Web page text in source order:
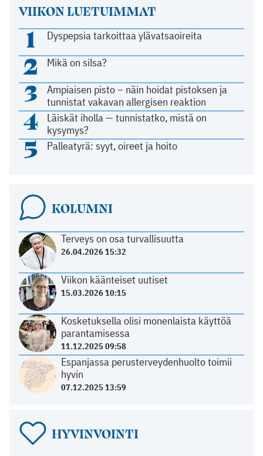
VIIKON LUETUIMMAT
1 Dyspepsia tarkoittaa ylävatsaoireita
2 Mikä on silsa?
3
Ampiaisen pisto – näin hoidat pistoksen ja
tunnistat vakavan allergisen reaktion
4
Läiskät iholla — tunnistatko, mistä on
kysymys?
5 Palleatyrä: syyt, oireet ja hoito
KOLUMNI
Terveys on osa turvallisuutta
26.04.2026 15:32
Viikon käänteiset uutiset
15.03.2026 10:15
Kosketuksella olisi monenlaista käyttöä
parantamisessa
11.12.2025 09:58
Espanjassa perusterveydenhuolto toimii
hyvin
07.12.2025 13:59
HYVINVOINTI